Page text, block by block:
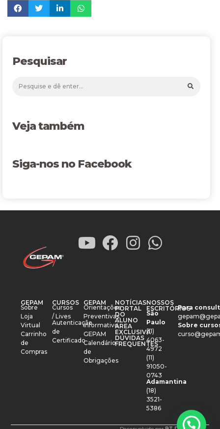
Pesquisar
Veja também
Siga-nos no Facebook
GEPAM
Sobre
Loja
Virtual
Carrinho
de
Compras
CURSOS
Cursos
/ Lives
Autenticação
de
Certificado
GEPAM
Orientações
Preventivas
Informativo
GEPAM
Calendário
de
Obrigações
NOTÍCIAS
PORTAL
DO
ALUNO
ÁREA
EXCLUSIVA
DÚVIDAS
FREQUENTES
NOSSOS
ESCRITÓRIOS
São
Paulo
(11)
4063-
4972
(11)
91050-
0743
Adamantina
(18)
3521-
5386
Para
Sobre